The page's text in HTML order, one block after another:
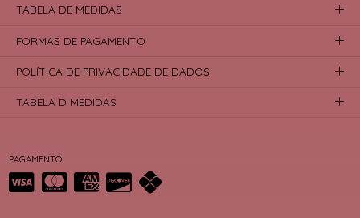
PAGAMENTO
TABELA DE MEDIDAS
FORMAS DE PAGAMENTO
POLÍTICA DE PRIVACIDADE DE DADOS
TABELA D MEDIDAS